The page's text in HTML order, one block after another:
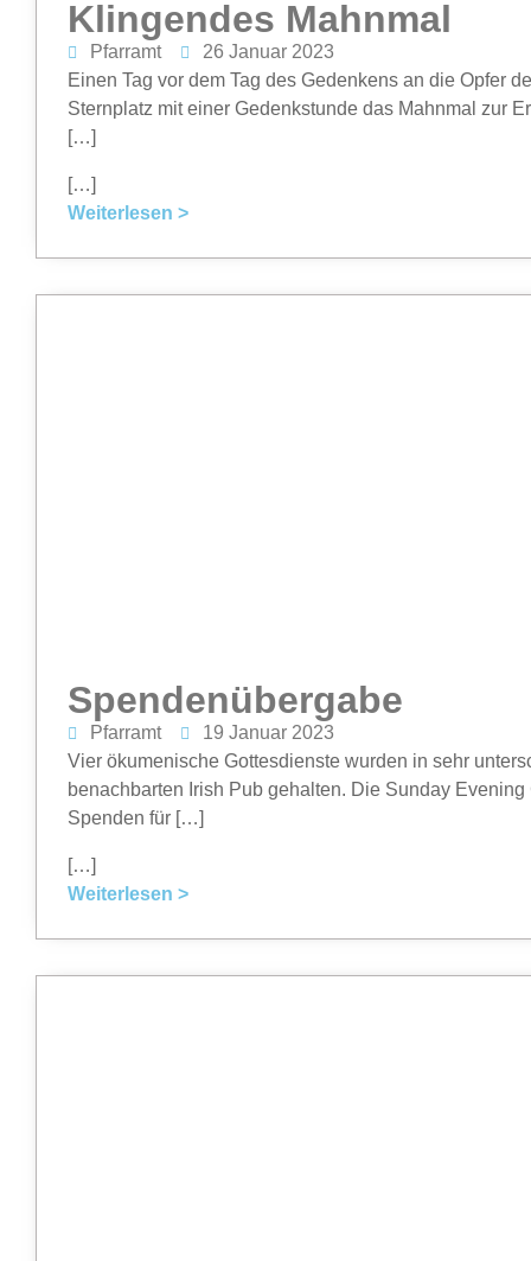
Klingendes Mahnmal
Pfarramt
26 Januar 2023
Einen Tag vor dem Tag des Gedenkens an die Opfer
Sternplatz mit einer Gedenkstunde das Mahnmal zur
[…]
[…]
Weiterlesen >
Spendenübergabe
Pfarramt
19 Januar 2023
Vier ökumenische Gottesdienste wurden in sehr
benachbarten Irish Pub gehalten. Die Sunday
Spenden für […]
[…]
Weiterlesen >